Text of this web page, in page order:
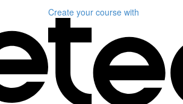
Create your course with